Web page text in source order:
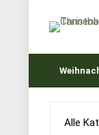
Alle